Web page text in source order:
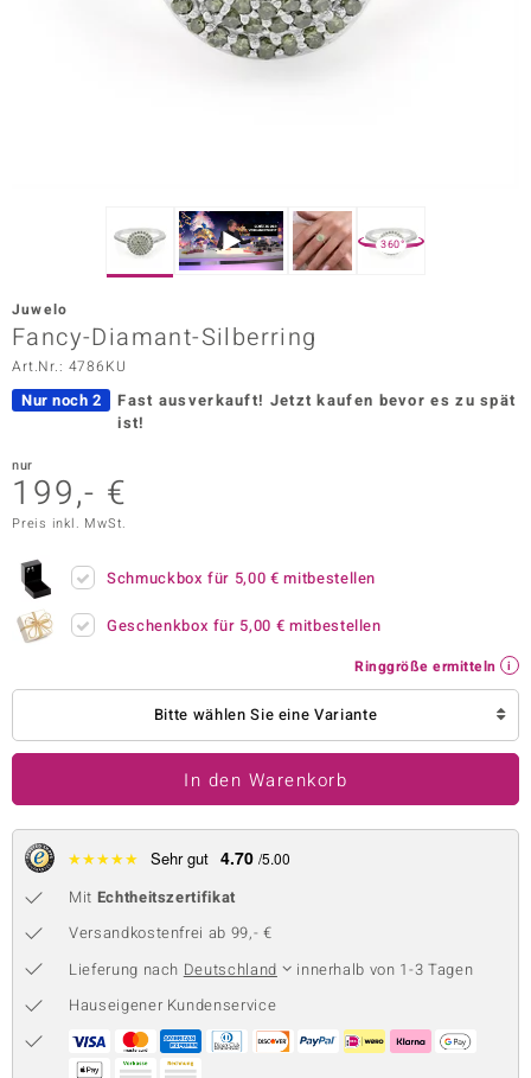
Vogue
BY DE MELO
Collection
360°
Juwelo
Fancy-Diamant-Silberring
Art.Nr.: 4786KU
Nur noch 2 Fast ausverkauft! Jetzt kaufen bevor es zu spät
ist!
nur
199,- €
Preis inkl. MwSt.
Schmuckbox für 5,00 € mitbestellen
Geschenkbox für 5,00 € mitbestellen
Ringgröße ermitteln
Bitte wählen Sie eine Variante
In den Warenkorb
★★★★★ Sehr gut 4.70 /5.00
Mit Echtheitszertifikat
Versandkostenfrei ab 99,- €
Lieferung nach Deutschland
innerhalb von 1-3 Tagen
Hauseigener Kundenservice